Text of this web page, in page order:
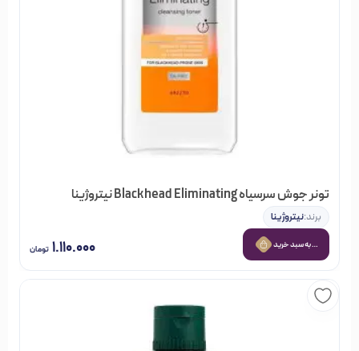
تونر جوش سرسیاه Blackhead Eliminating نیتروژینا
برند:نیتروژینا
۱.۱۱۰.۰۰۰ تومان افزودن به سبد خرید